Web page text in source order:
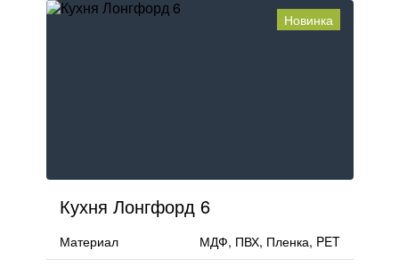
Новинка
Кухня Лонгфорд 6
Материал
МДФ, ПВХ, Пленка, PET